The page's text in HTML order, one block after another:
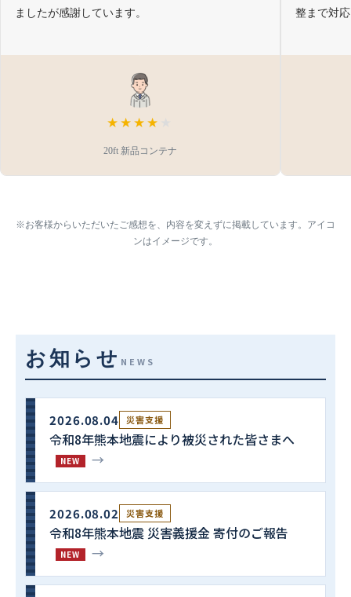
ましたが感謝しています。
★★★★
20ft 新品コンテナ
整まで対
※お客様からいただいたご感想を、内容を変えずに掲載しています。アイコ
ンはイメージです。
お知らせ NEWS
2026.08.04 災害支援
令和8年熊本地震により被災された皆さまへ
NEW →
2026.08.02 災害支援
令和8年熊本地震 災害義援金 寄付のご報告
NEW →